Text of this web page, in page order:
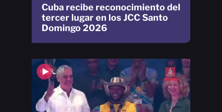
Cuba recibe reconocimiento del
tercer lugar en los JCC Santo
Domingo 2026